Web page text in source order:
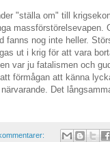
"ställa om" till
massförstörelsevapen.
fanns nog inte heller.
ut i krig för att vara
var ju fatalismen och
förmågan att känna
Det